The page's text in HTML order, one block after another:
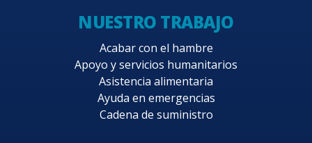
NUESTRO TRABAJO
Acabar con el hambre
Apoyo y servicios humanitarios
Asistencia alimentaria
Ayuda en emergencias
Cadena de suministro